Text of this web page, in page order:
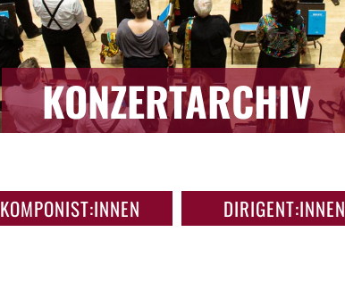
KONZERTARCHIV
KOMPONIST:INNEN DIRIGENT:INNEN